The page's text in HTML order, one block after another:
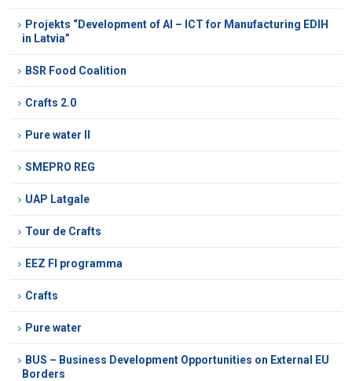
Projekts “Development of AI – ICT for Manufacturing EDIH
in Latvia”
BSR Food Coalition
Crafts 2.0
Pure water II
SMEPRO REG
UAP Latgale
Tour de Crafts
EEZ FI programma
Crafts
Pure water
BUS – Business Development Opportunities on External EU
Borders